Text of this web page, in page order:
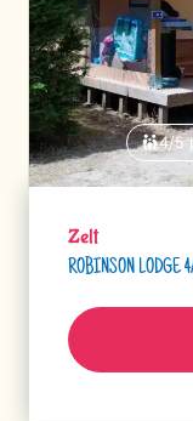
4/5
Zelt
ROBINSON LODGE